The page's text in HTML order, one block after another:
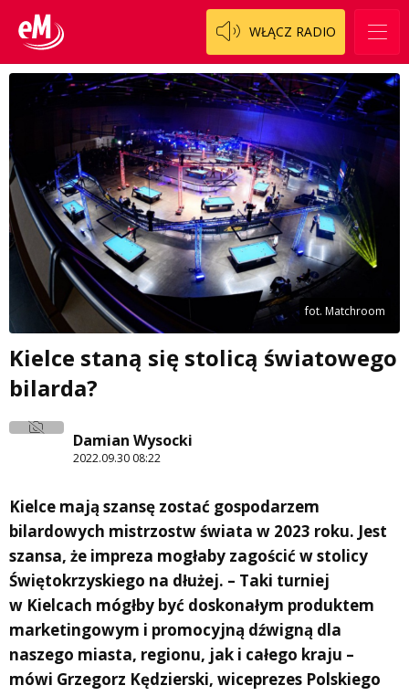
WŁĄCZ RADIO
fot. Matchroom
Kielce staną się stolicą światowego
bilarda?
Damian Wysocki
2022.09.30 08:22
Kielce mają szansę zostać gospodarzem
bilardowych mistrzostw świata w 2023 roku. Jest
szansa, że impreza mogłaby zagościć w stolicy
Świętokrzyskiego na dłużej. – Taki turniej
w Kielcach mógłby być doskonałym produktem
marketingowym i promocyjną dźwigną dla
naszego miasta, regionu, jak i całego kraju –
mówi Grzegorz Kędzierski, wiceprezes Polskiego